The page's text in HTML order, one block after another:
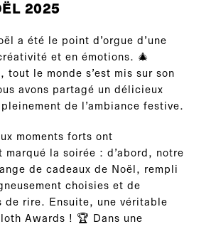
2025
a été le point d’orgue d’une
et en émotions. 🎄
tout le monde s’est mis sur son
avons partagé un délicieux
de l’ambiance festive.
moments forts ont
marqué la soirée : d’abord, notre
de cadeaux de Noël, rempli
choisies et de
de rire. Ensuite, une véritable
Awards ! 🏆 Dans une